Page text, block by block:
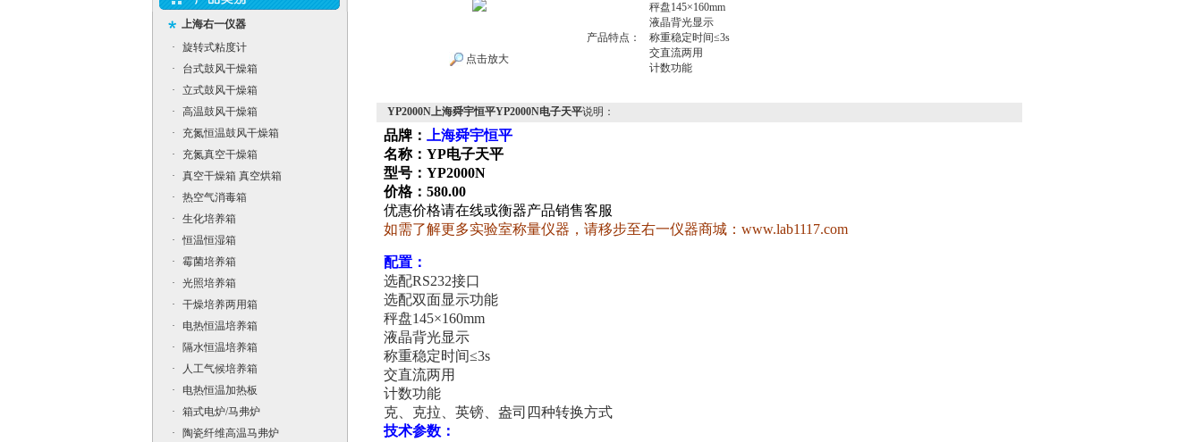
上海右一仪器
·
旋转式粘度计
·
台式鼓风干燥箱
·
立式鼓风干燥箱
·
高温鼓风干燥箱
·
充氮恒温鼓风干燥箱
·
充氮真空干燥箱
·
真空干燥箱 真空烘箱
·
热空气消毒箱
·
生化培养箱
·
恒温恒湿箱
·
霉菌培养箱
·
光照培养箱
·
干燥培养两用箱
·
电热恒温培养箱
·
隔水恒温培养箱
·
人工气候培养箱
·
电热恒温加热板
·
箱式电炉/马弗炉
·
陶瓷纤维高温马弗炉
点击放大
产品特点：
秤盘145×160mm
液晶背光显示
称重稳定时间≤3s
交直流两用
计数功能
YP2000N上海舜宇恒平YP2000N电子天平说明：
品牌：
上海舜宇恒平
名称：YP电子天平
型号：YP2000N
价格：580.00
优惠价格请在线或衡器产品销售客服
如需了解更多实验室称量仪器，请移步至右一仪器商城： www.lab1117.com
配置：
选配RS232接口
选配双面显示功能
秤盘145×160mm
液晶背光显示
称重稳定时间≤3s
交直流两用
计数功能
克、克拉、英镑、盎司四种转换方式
技术参数：